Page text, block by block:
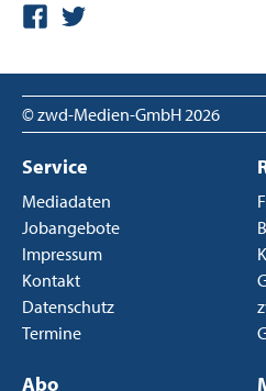
© zwd-Medien-GmbH 2026
Service
Mediadaten
Jobangebote
Impressum
Kontakt
Datenschutz
Termine
Abo